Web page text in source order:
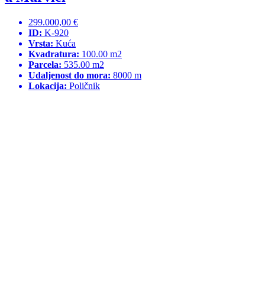
299.000,00 €
ID: K-920
Vrsta: Kuća
Kvadratura: 100.00 m2
Parcela: 535.00 m2
Udaljenost do mora: 8000 m
Lokacija: Poličnik